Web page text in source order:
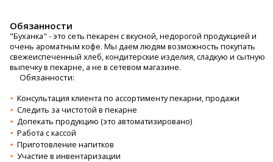
Обязанности
"Буханка" - это сеть пекарен с вкусной, недорогой продукцией и
очень ароматным кофе. Мы даем людям возможность покупать
свежеиспеченный хлеб, кондитерские изделия, сладкую и сытную
выпечку в пекарне, а не в сетевом магазине.
Обязанности:
Консультация клиента по ассортименту пекарни, продажи
Следить за чистотой в пекарне
Допекать продукцию (это автоматизировано)
Работа с кассой
Приготовление напитков
Участие в инвентаризации